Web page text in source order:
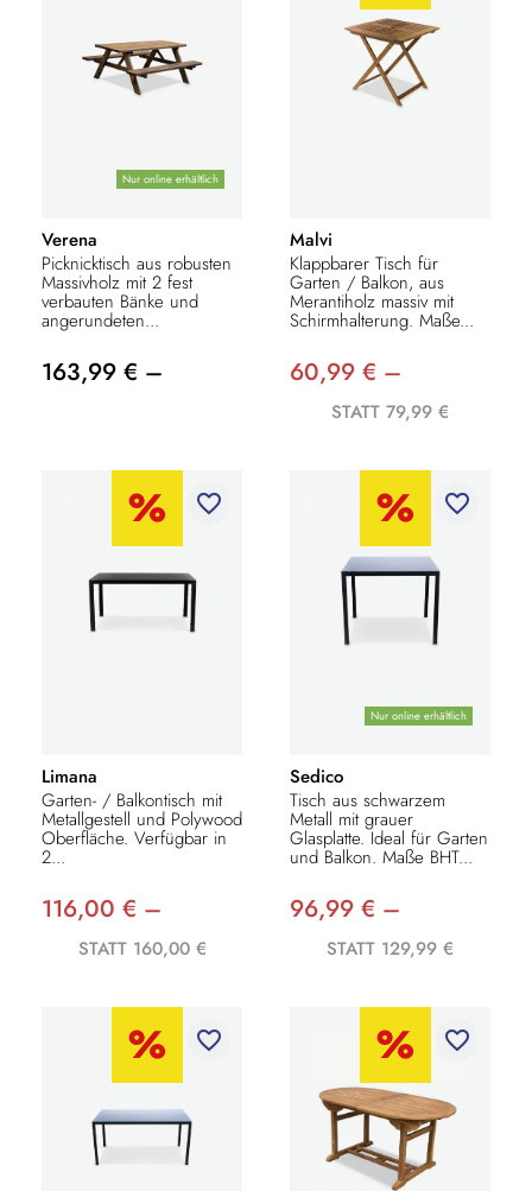
Nur online erhältlich
Verena
Picknicktisch aus robusten
Massivholz mit 2 fest
verbauten Bänke und
angerundeten...
163,99 € –
Malvi
Klappbarer Tisch für
Garten / Balkon, aus
Merantiholz massiv mit
Schirmhalterung. Maße...
60,99 € –
STATT 79,99 €
favorite_border
Limana
Garten- / Balkontisch mit
Metallgestell und Polywood
Oberfläche. Verfügbar in
2...
116,00 € –
STATT 160,00 €
Nur online erhältlich
favorite_border
Sedico
Tisch aus schwarzem
Metall mit grauer
Glasplatte. Ideal für Garten
und Balkon. Maße BHT...
96,99 € –
STATT 129,99 €
favorite_border favorite_border